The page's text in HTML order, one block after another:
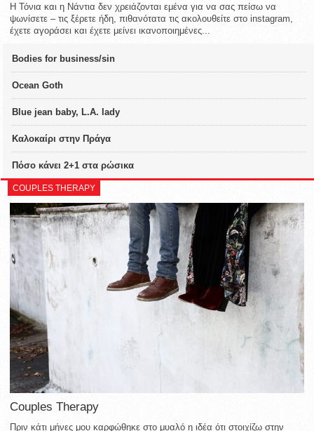
Η Τόνια και η Νάντια δεν χρειάζονται εμένα για να σας πείσω να
ψωνίσετε – τις ξέρετε ήδη, πιθανότατα τις ακολουθείτε στο instagram,
έχετε αγοράσει και έχετε μείνει ικανοποιημένες...
Bodies for business/sin
Ocean Goth
Blue jean baby, L.A. lady
Καλοκαίρι στην Πράγα
Πόσο κάνει 2+1 στα ρώσικα
COUPLES THERAPY
Couples Therapy
Πριν κάτι μήνες μου καρφώθηκε στο μυαλό η ιδέα ότι στοιχίζω στην